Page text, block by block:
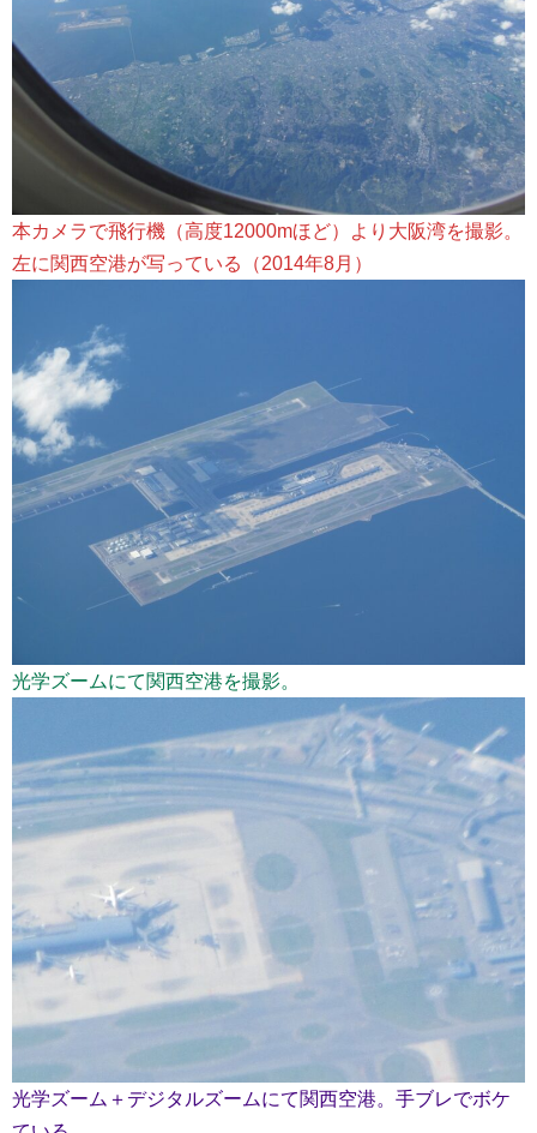
本カメラで飛行機（高度12000mほど）より大阪湾を撮影。
左に関西空港が写っている（2014年8月）
光学ズームにて関西空港を撮影。
光学ズーム＋デジタルズームにて関西空港。手ブレでボケ